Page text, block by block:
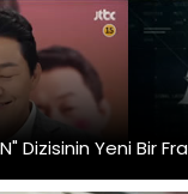
Dizisinin Yeni Bir